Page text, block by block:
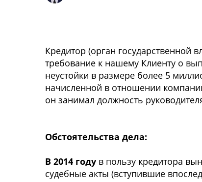
Кредитор (орган государственной
требование к нашему Клиенту о
неустойки в размере более 5
начисленной в отношении
он занимал должность
Обстоятельства дела:
В 2014 году в пользу кредитора
судебные акты (вступившие